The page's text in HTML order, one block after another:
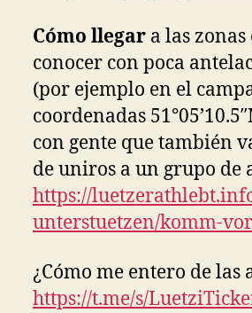
Cómo llegar a las
conocer con poca
(por ejemplo en el
coordenadas
con gente que también
de uniros a un grupo de
https://
unterstuetzen/komm-
¿Cómo me entero de las
https://t.me/s/